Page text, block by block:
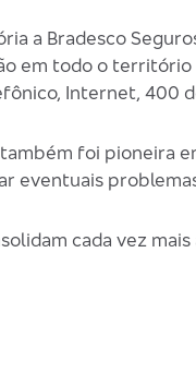
a Bradesco
em todo o território
Internet, 400
foi pioneira
eventuais
cada vez